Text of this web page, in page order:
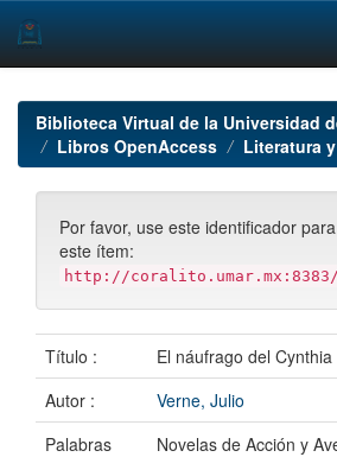
navigationBiblioteca Virtual de la Universidad
Libros OpenAccess
Literatura
Por favor, use este identificador
este ítem:
http://coralito.umar.mx:8383/
Título :
El náufrago del Cynthia
Autor :
Verne, Julio
Palabras
Novelas de Acción y